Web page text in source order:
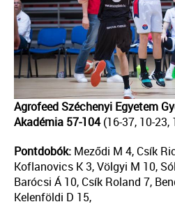
Agrofeed Széchenyi Egyetem
Akadémia 57-104(16-37, 10-23,
Pontdobók: Meződi M 4, Csík
Koflanovics K 3, Völgyi M 10,
Barócsi Á 10, Csík Roland 7,
Kelenföldi D 15,